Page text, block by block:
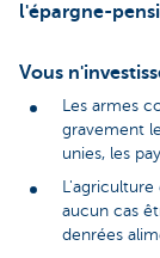
l'épargne-
Vous
Les armes
gravement
unies, les
L'agriculture
aucun cas
denrées